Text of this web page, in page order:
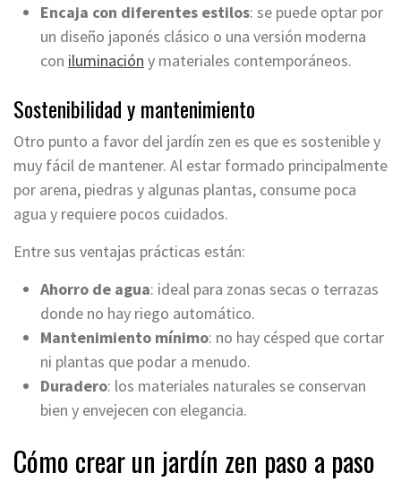
Encaja con diferentes estilos: se puede optar por
un diseño japonés clásico o una versión moderna
con iluminación y materiales contemporáneos.
Sostenibilidad y mantenimiento
Otro punto a favor del jardín zen es que es sostenible y
muy fácil de mantener. Al estar formado principalmente
por arena, piedras y algunas plantas, consume poca
agua y requiere pocos cuidados.
Entre sus ventajas prácticas están:
Ahorro de agua: ideal para zonas secas o terrazas
donde no hay riego automático.
Mantenimiento mínimo: no hay césped que cortar
ni plantas que podar a menudo.
Duradero: los materiales naturales se conservan
bien y envejecen con elegancia.
Cómo crear un jardín zen paso a paso